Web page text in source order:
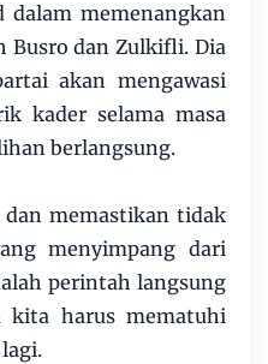
dalam memenangkan
Busro dan Zulkifli. Dia
akan mengawasi
kader selama masa
berlangsung.
memastikan tidak
menyimpang dari
perintah langsung
kita harus mematuhi